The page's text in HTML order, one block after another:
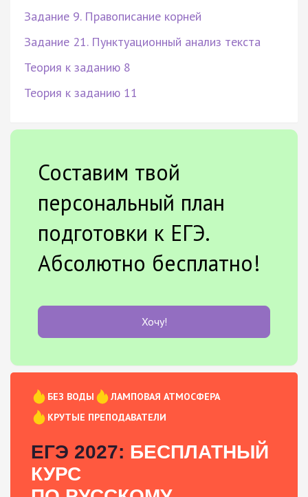
Задание 9. Правописание корней
Задание 21. Пунктуационный анализ текста
Теория к заданию 8
Теория к заданию 11
Составим твой
персональный план
подготовки к ЕГЭ.
Абсолютно бесплатно!
Хочу!
БЕЗ ВОДЫ
ЛАМПОВАЯ АТМОСФЕРА
КРУТЫЕ ПРЕПОДАВАТЕЛИ
ЕГЭ 2027: БЕСПЛАТНЫЙ
КУРС